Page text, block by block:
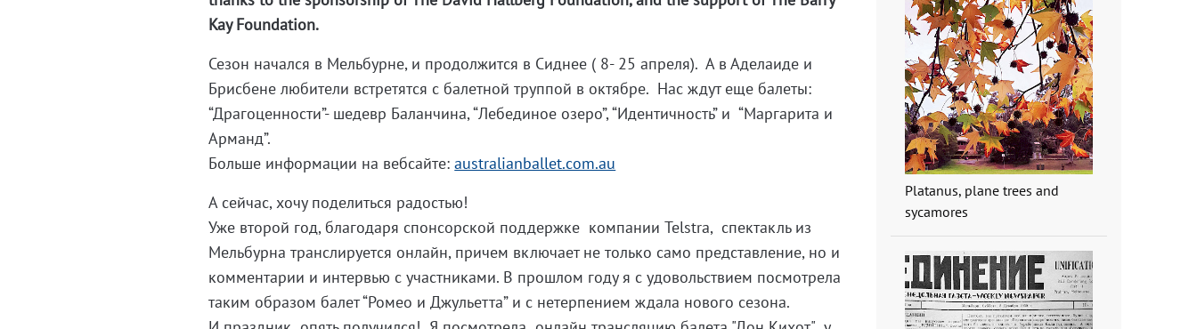
Kay Foundation.
Сезон начался в Мельбурне, и продолжится в Сиднее ( 8- 25 апреля). А в Аделаиде и
Брисбене любители встретятся с балетной труппой в октябре. Нас ждут еще балеты:
“Драгоценности”- шедевр Баланчина, “Лебединое озеро”, “Идентичность” и “Маргарита и
Арманд”.
Больше информации на вебсайте:australianballet.com.au
А сейчас, хочу поделиться радостью!
Уже второй год, благодаря спонсорской поддержке компании Telstra, спектакль из
Мельбурна транслируется онлайн, причем включает не только само представление, но и
комментарии и интервью с участниками. В прошлом году я с удовольствием посмотрела
таким образом балет “Ромео и Джульетта” и с нетерпением ждала нового сезона.
Platanus, plane trees and
sycamores